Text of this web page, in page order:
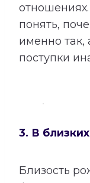
понять,
именно так,
поступки
3. В
Близость